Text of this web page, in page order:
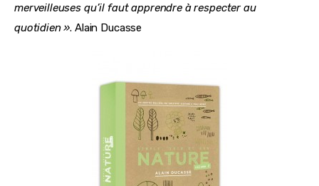
merveilleuses qu’il faut apprendre à respecter au
quotidien ». Alain Ducasse